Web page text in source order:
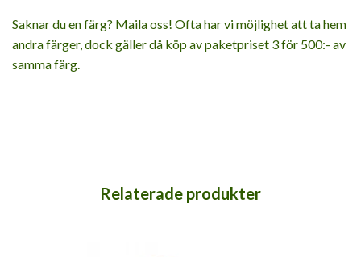
Saknar du en färg? Maila oss! Ofta har vi möjlighet att ta hem
andra färger, dock gäller då köp av paketpriset 3 för 500:- av
samma färg.